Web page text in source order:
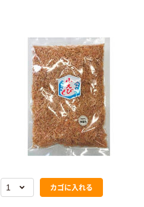
カゴに入れる